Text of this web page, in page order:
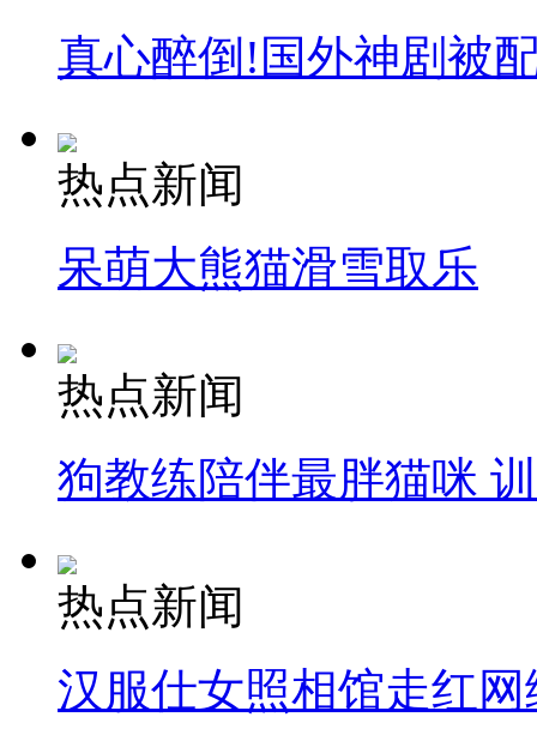
真心醉倒!国外神剧被
热点新闻
呆萌大熊猫滑雪取乐
热点新闻
狗教练陪伴最胖猫咪
热点新闻
汉服仕女照相馆走红网